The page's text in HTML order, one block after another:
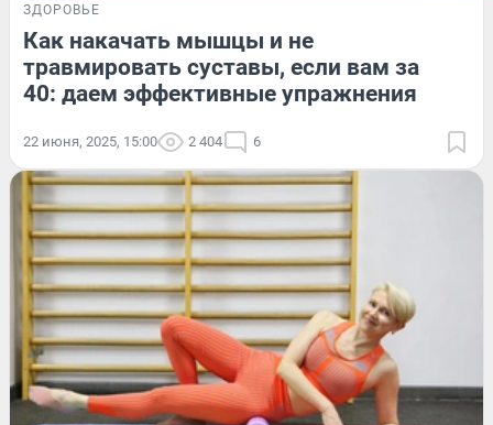
ЗДОРОВЬЕ
Как накачать мышцы и не
травмировать суставы, если вам за
40: даем эффективные упражнения
22 июня, 2025, 15:00 2 404 6